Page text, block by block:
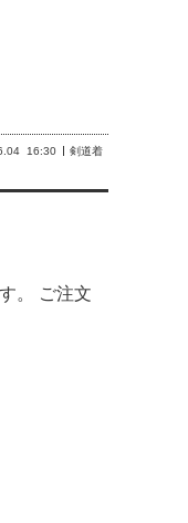
16:30 剣道着
。 ご注文